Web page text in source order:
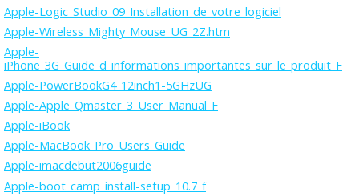
Apple-Logic_Studio_09_Installation_de_votre_logiciel
Apple-Wireless_Mighty_Mouse_UG_2Z.htm
Apple-
iPhone_3G_Guide_d_informations_importantes_sur_le_produit_F
Apple-PowerBookG4_12inch1-5GHzUG
Apple-Apple_Qmaster_3_User_Manual_F
Apple-iBook
Apple-MacBook_Pro_Users_Guide
Apple-imacdebut2006guide
Apple-boot_camp_install-setup_10.7_f